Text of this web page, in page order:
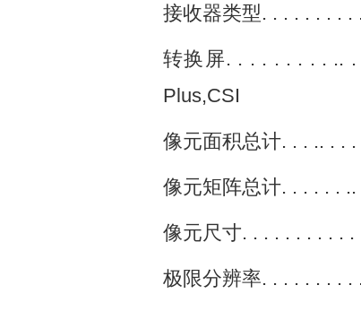
接收器类型. . . . . . . .
转换屏. . . . . . . . . ..
Plus,CSI
像元面积总计. . . .. . .
像元矩阵总计. . . . . .
像元尺寸. . . . . . . . . .
极限分辨率. . . . . . . . .